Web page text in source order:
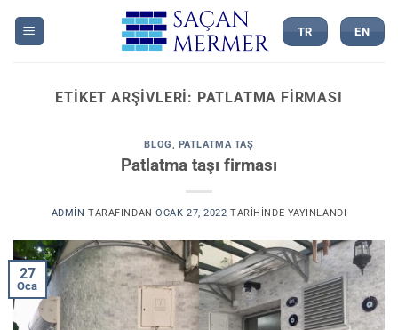
TR EN
ETIKET ARŞIVLERI: PATLATMA FIRMASI
BLOG, PATLATMA TAŞ
Patlatma taşı firması
ADMIN TARAFINDAN OCAK 27, 2022 TARIHINDE YAYINLANDI
27
Oca